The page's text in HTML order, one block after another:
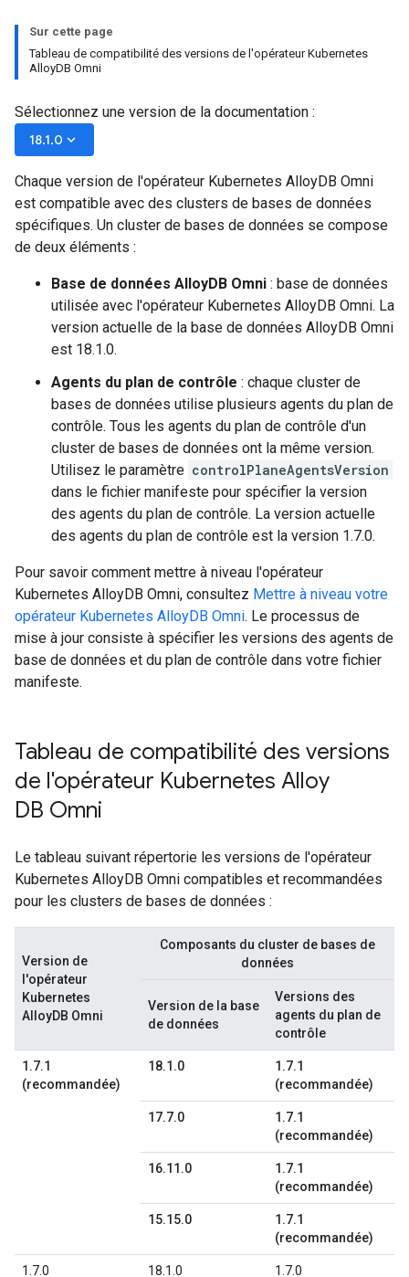
Sur cette page
Tableau de compatibilité des versions de l'opérateur Kubernetes
AlloyDB Omni
Sélectionnez une version de la documentation :
18.1.0 keyboard_arrow_down
Chaque version de l'opérateur Kubernetes AlloyDB Omni
est compatible avec des clusters de bases de données
spécifiques. Un cluster de bases de données se compose
de deux éléments :
Base de données AlloyDB Omni : base de données
utilisée avec l'opérateur Kubernetes AlloyDB Omni. La
version actuelle de la base de données AlloyDB Omni
est 18.1.0.
Agents du plan de contrôle : chaque cluster de
bases de données utilise plusieurs agents du plan de
contrôle. Tous les agents du plan de contrôle d'un
cluster de bases de données ont la même version.
Utilisez le paramètre controlPlaneAgentsVersion
dans le fichier manifeste pour spécifier la version
des agents du plan de contrôle. La version actuelle
des agents du plan de contrôle est la version 1.7.0.
Pour savoir comment mettre à niveau l'opérateur
Kubernetes AlloyDB Omni, consultez Mettre à niveau votre
opérateur Kubernetes AlloyDB Omni. Le processus de
mise à jour consiste à spécifier les versions des agents de
base de données et du plan de contrôle dans votre fichier
manifeste.
Tableau de compatibilité des versions
de l'opérateur Kubernetes Alloy
DB Omni
Le tableau suivant répertorie les versions de l'opérateur
Kubernetes AlloyDB Omni compatibles et recommandées
pour les clusters de bases de données :
Version de
l'opérateur
Kubernetes
AlloyDB Omni
Composants du cluster de bases de
données
Version de la base
de données
Versions des
agents du plan de
contrôle
1.7.1
(recommandée)
18.1.0
1.7.1
(recommandée)
17.7.0
1.7.1
(recommandée)
16.11.0
1.7.1
(recommandée)
15.15.0
1.7.1
(recommandée)
1.7.0 18.1.0 1.7.0